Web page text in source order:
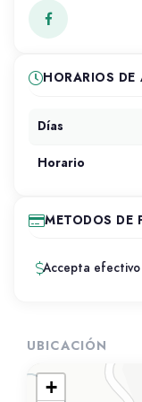
HORARIOS DE
Días
Horario
METODOS DE
Accepta efectivo
UBICACIÓN
+